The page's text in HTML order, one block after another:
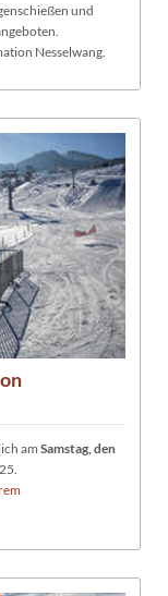
und
Nesselwang.
am Samstag, den